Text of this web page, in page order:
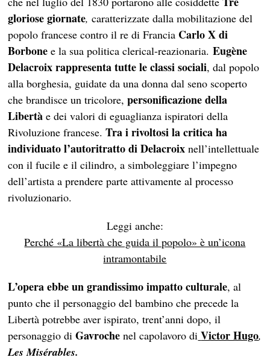
gloriose giornate, caratterizzate dalla mobilitazione del
popolo francese contro il re di Francia Carlo X di
Borbone e la sua politica clerical-reazionaria.Eugène
Delacroix rappresenta tutte le classi sociali, dal popolo
alla borghesia, guidate da una donna dal seno scoperto
che brandisce un tricolore,personificazione della
Libertà e dei valori di eguaglianza ispiratori della
Rivoluzione francese. Tra i rivoltosi la critica ha
individuato l’autoritratto di Delacroix nell’intellettuale
con il fucile e il cilindro, a simboleggiare l’impegno
dell’artista a prendere parte attivamente al processo
rivoluzionario.
Leggi anche:
Perché «La libertà che guida il popolo» è un’icona
intramontabile
L’opera ebbe un grandissimo impatto culturale, al
punto che il personaggio del bambino che precede la
Libertà potrebbe aver ispirato, trent’anni dopo, il
personaggio diGavroche nel capolavoro di Victor Hugo,
Les Misérables.